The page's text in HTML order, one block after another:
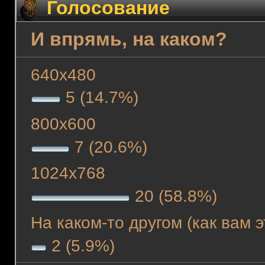
Голосование
И впрямь, на каком?
640х480
5 (14.7%)
800х600
7 (20.6%)
1024х768
20 (58.8%)
На каком-то другом (как вам
2 (5.9%)